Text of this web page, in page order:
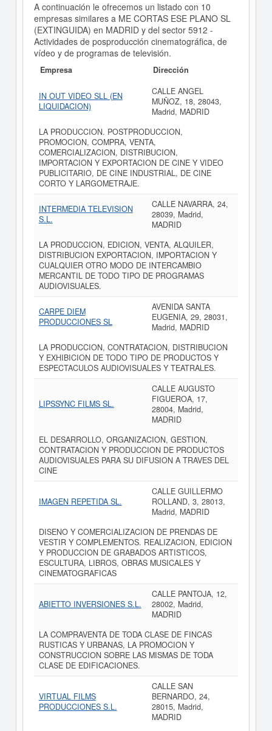
A continuación le ofrecemos un listado con 10
empresas similares a ME CORTAS ESE PLANO SL
(EXTINGUIDA) en MADRID y del sector 5912 -
Actividades de posproducción cinematográfica, de
vídeo y de programas de televisión.
Empresa Dirección
IN OUT VIDEO SLL (EN
LIQUIDACION)
CALLE ANGEL
MUÑOZ, 18, 28043,
Madrid, MADRID
LA PRODUCCION. POSTPRODUCCION,
PROMOCION, COMPRA, VENTA,
COMERCIALIZACION, DISTRIBUCION,
IMPORTACION Y EXPORTACION DE CINE Y VIDEO
PUBLICITARIO, DE CINE INDUSTRIAL, DE CINE
CORTO Y LARGOMETRAJE.
INTERMEDIA TELEVISION
S.L.
CALLE NAVARRA, 24,
28039, Madrid,
MADRID
LA PRODUCCION, EDICION, VENTA, ALQUILER,
DISTRIBUCION EXPORTACION, IMPORTACION Y
CUALQUIER OTRO MODO DE INTERCAMBIO
MERCANTIL DE TODO TIPO DE PROGRAMAS
AUDIOVISUALES.
CARPE DIEM
PRODUCCIONES SL
AVENIDA SANTA
EUGENIA, 29, 28031,
Madrid, MADRID
LA PRODUCCION, CONTRATACION, DISTRIBUCION
Y EXHIBICION DE TODO TIPO DE PRODUCTOS Y
ESPECTACULOS AUDIOVISUALES Y TEATRALES.
LIPSSYNC FILMS SL.
CALLE AUGUSTO
FIGUEROA, 17,
28004, Madrid,
MADRID
EL DESARROLLO, ORGANIZACION, GESTION,
CONTRATACION Y PRODUCCION DE PRODUCTOS
AUDIOVISUALES PARA SU DIFUSION A TRAVES DEL
CINE
IMAGEN REPETIDA SL.
CALLE GUILLERMO
ROLLAND, 3, 28013,
Madrid, MADRID
DISENO Y COMERCIALIZACION DE PRENDAS DE
VESTIR Y COMPLEMENTOS. REALIZACION, EDICION
Y PRODUCCION DE GRABADOS ARTISTICOS,
ESCULTURA, LIBROS, OBRAS MUSICALES Y
CINEMATOGRAFICAS
ABIETTO INVERSIONES S.L.
CALLE PANTOJA, 12,
28002, Madrid,
MADRID
LA COMPRAVENTA DE TODA CLASE DE FINCAS
RUSTICAS Y URBANAS, LA PROMOCION Y
CONSTRUCCION SOBRE LAS MISMAS DE TODA
CLASE DE EDIFICACIONES.
VIRTUAL FILMS
PRODUCCIONES S.L.
CALLE SAN
BERNARDO, 24,
28015, Madrid,
MADRID